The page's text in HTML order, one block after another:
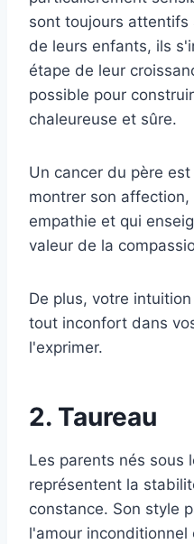
sont toujours attentifs
de leurs enfants, ils
étape de leur
possible pour
chaleureuse et sûre.
Un cancer du père
montrer son
empathie et qui
valeur de la
De plus, votre
tout inconfort dans
l'exprimer.
2. Taureau
Les parents nés sous
représentent la
constance. Son style
l'amour